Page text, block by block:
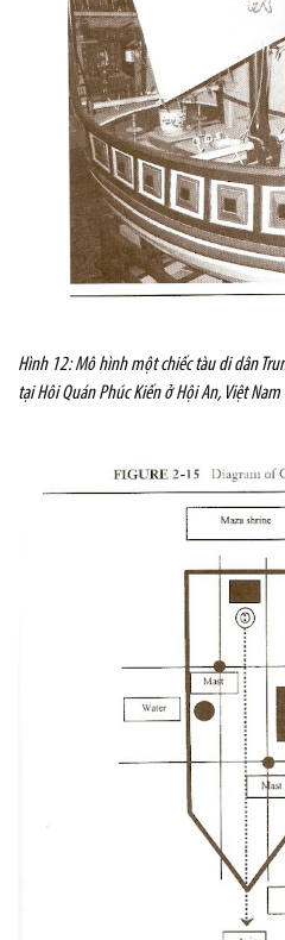
Hình 12: Mô hình một chiếc tàu di dân
tại Hôi Quán Phúc Kiến ở Hội An, Việt Nam